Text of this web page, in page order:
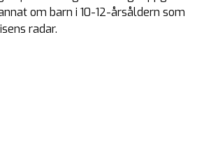
om barn i 10-12-årsåldern som
radar.